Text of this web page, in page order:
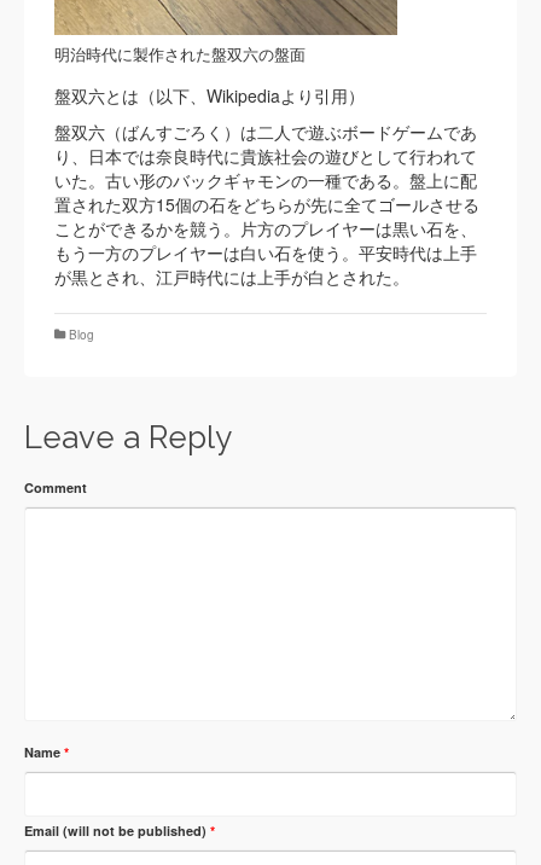
明治時代に製作された盤双六の盤面
盤双六とは（以下、Wikipediaより引用）
盤双六（ばんすごろく）は二人で遊ぶボードゲームであ
り、日本では奈良時代に貴族社会の遊びとして行われて
いた。古い形のバックギャモンの一種である。盤上に配
置された双方15個の石をどちらが先に全てゴールさせる
ことができるかを競う。片方のプレイヤーは黒い石を、
もう一方のプレイヤーは白い石を使う。平安時代は上手
が黒とされ、江戸時代には上手が白とされた。
Blog
Leave a Reply
Comment
Name *
Email (will not be published) *